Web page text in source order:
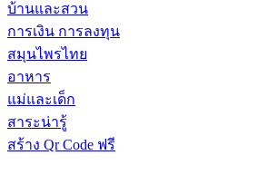
บ้านและสวน
การเงิน การลงทุน
สมุนไพรไทย
อาหาร
แม่และเด็ก
สาระน่ารู้
สร้าง Qr Code ฟรี